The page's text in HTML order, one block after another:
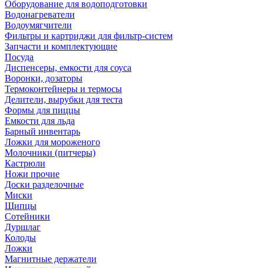
Оборудование для водоподготовки
Водонагреватели
Водоумягчители
Фильтры и картриджи для фильтр-систем
Запчасти и комплектующие
Посуда
Диспенсеры, емкости для соуса
Воронки, дозаторы
Термоконтейнеры и термосы
Делители, вырубки для теста
Формы для пиццы
Емкости для льда
Барный инвентарь
Ложки для мороженого
Молочники (питчеры)
Кастрюли
Ножи прочие
Доски разделочные
Миски
Щипцы
Сотейники
Дуршлаг
Колоды
Ложки
Магнитные держатели